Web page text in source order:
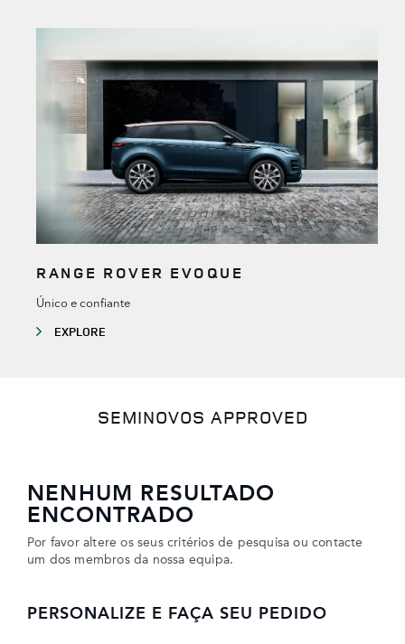
RANGE ROVER EVOQUE
Único e confiante
EXPLORE
SEMINOVOS APPROVED
NENHUM RESULTADO
ENCONTRADO
Por favor altere os seus critérios de pesquisa ou contacte
um dos membros da nossa equipa.
PERSONALIZE E FAÇA SEU PEDIDO